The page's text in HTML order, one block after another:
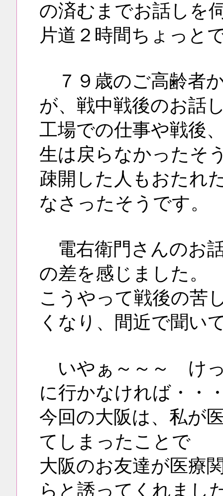
の済むまでお話しを
片道２時間ちょっと
７９歳のご高齢者
が、戦中戦後のお話
工場での仕事や戦後
生は戻らなかったそ
疎開した人もおたれ
なさったそうです。
電右衛門さんのお
の差を感じました。
こうやって戦後の苦
くなり、間近で聞い
いやぁ～～～ けっ
に行かなければ・・
今回の大阪は、私が
てしまったことで
大阪のお友達が医療
らと誘ってくれまし